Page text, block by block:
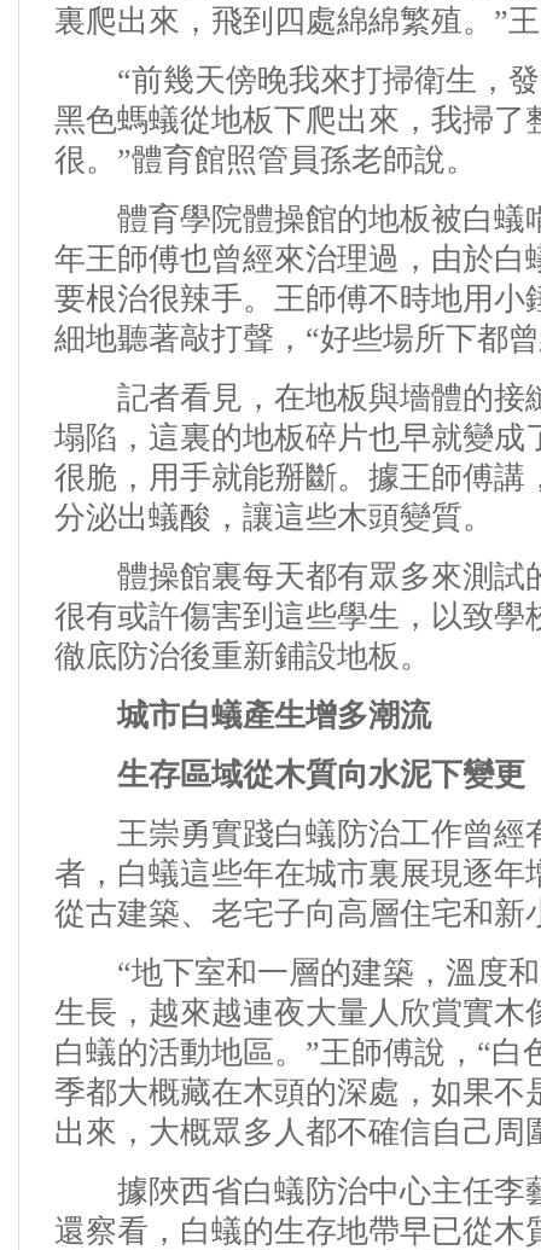
裏爬出來，飛到四處綿綿繁殖。”
“前幾天傍晚我來打掃衛生，發
黑色螞蟻從地板下爬出來，我掃了
很。”體育館照管員孫老師說。
體育學院體操館的地板被白蟻
年王師傅也曾經來治理過，由於白
要根治很辣手。 王師傅不時地用小
細地聽著敲打聲，“好些場所下都
記者看見，在地板與墻體的接
塌陷，這裏的地板碎片也早就變成
很脆，用手就能掰斷。 據王師傅講
分泌出蟻酸，讓這些木頭變質。
體操館裏每天都有眾多來測試
很有或許傷害到這些學生，以致學
徹底防治後重新鋪設地板。
城市白蟻產生增多潮流
生存區域從木質向水泥下變更
王崇勇實踐白蟻防治工作曾經
者，白蟻這些年在城市裏展現逐年
從古建築、老宅子向高層住宅和新
“地下室和一層的建築，溫度和
生長，越來越連夜大量人欣賞實木
白蟻的活動地區。”王師傅說，“白
季都大概藏在木頭的深處，如果不
出來，大概眾多人都不確信自己周
據陜西省白蟻防治中心主任李
還察看，白蟻的生存地帶早已從木